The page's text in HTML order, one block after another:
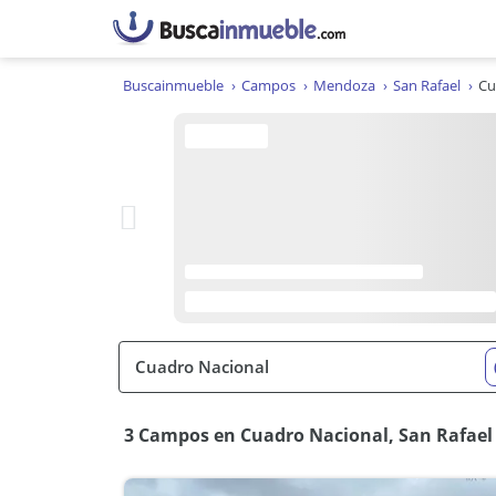
Buscainmueble Campos Mendoza San Rafael
3 Campos en Cuadro Nacional, San Rafael